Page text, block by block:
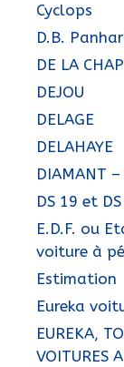
Cyclops
D.B.
DE LA
DEJOU
DELAGE
DELAHAYE
DIAMANT –
DS 19 et
E.D.F. ou
voiture à
Estimation
Eureka
EUREKA,
VOITURES